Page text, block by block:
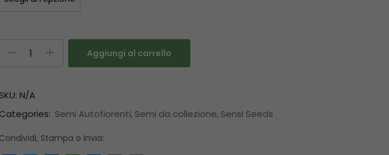
Aggiungi al carrello
SKU: N/A
Categories: Semi Autofiorenti Semi da collezione Sensi Seeds
Condividi, Stampa o Invia: